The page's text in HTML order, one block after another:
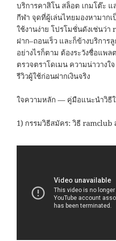
บริการคาสิโน สล็อต เกมโต๊ะ แ
กีฬา จุดที่ผู้เล่นไทยมองหามาก
ใช้งานง่าย โปรโมชั่นดังเช่นว่
ฝาก–ถอนเร็ว และก็ข้างบริกา
อย่างไรก็ตาม ต้องระวังชื่อแพ
ตรวจตราโดเมน ความน่าวาง
รีวิวผู้ใช้ก่อนฝากเงินจริง
ใจความหลัก — คู่มือแนะนำวิธี
1) กรรมวิธีสมัคร: วิธี ramclub